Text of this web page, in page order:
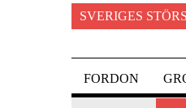
SVERIGES
FORDON